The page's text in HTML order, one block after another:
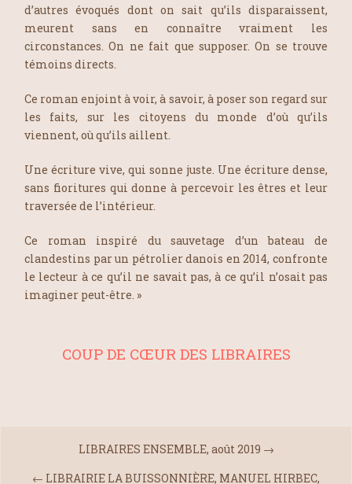
d’autres évoqués dont on sait qu’ils disparaissent,
meurent sans en connaître vraiment les
circonstances. On ne fait que supposer. On se trouve
témoins directs.
Ce roman enjoint à voir, à savoir, à poser son regard sur
les faits, sur les citoyens du monde d’où qu’ils
viennent, où qu’ils aillent.
Une écriture vive, qui sonne juste. Une écriture dense,
sans fioritures qui donne à percevoir les êtres et leur
traversée de l’intérieur.
Ce roman inspiré du sauvetage d’un bateau de
clandestins par un pétrolier danois en 2014, confronte
le lecteur à ce qu’il ne savait pas, à ce qu’il n’osait pas
imaginer peut-être. »
COUP DE CŒUR DES LIBRAIRES
LIBRAIRES ENSEMBLE, août 2019 →
← LIBRAIRIE LA BUISSONNIÈRE, MANUEL HIRBEC,